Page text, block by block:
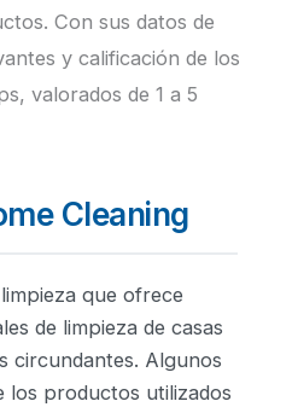
Con sus datos de
y calificación de los
valorados de 1 a 5
Cleaning
que ofrece
de limpieza de casas
circundantes. Algunos
los productos utilizados